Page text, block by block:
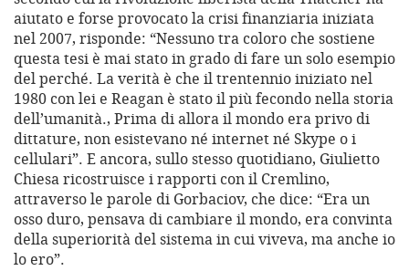
aiutato e forse provocato la crisi finanziaria iniziata
nel 2007, risponde: “Nessuno tra coloro che sostiene
questa tesi è mai stato in grado di fare un solo esempio
del perché. La verità è che il trentennio iniziato nel
1980 con lei e Reagan è stato il più fecondo nella storia
dell’umanità., Prima di allora il mondo era privo di
dittature, non esistevano né internet né Skype o i
cellulari”. E ancora, sullo stesso quotidiano, Giulietto
Chiesa ricostruisce i rapporti con il Cremlino,
attraverso le parole di Gorbaciov, che dice: “Era un
osso duro, pensava di cambiare il mondo, era convinta
della superiorità del sistema in cui viveva, ma anche io
lo ero”.